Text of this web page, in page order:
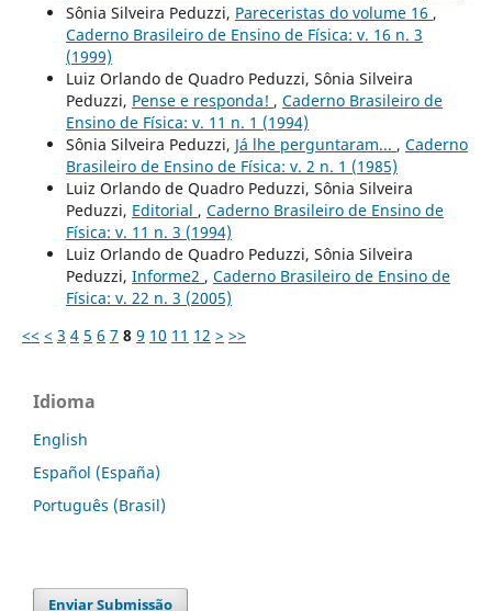
Sônia Silveira Peduzzi, Pareceristas do volume 16 ,
Caderno Brasileiro de Ensino de Física: v. 16 n. 3
(1999)
Luiz Orlando de Quadro Peduzzi, Sônia Silveira
Peduzzi, Pense e responda! , Caderno Brasileiro de
Ensino de Física: v. 11 n. 1 (1994)
Sônia Silveira Peduzzi, Já lhe perguntaram... , Caderno
Brasileiro de Ensino de Física: v. 2 n. 1 (1985)
Luiz Orlando de Quadro Peduzzi, Sônia Silveira
Peduzzi, Editorial , Caderno Brasileiro de Ensino de
Física: v. 11 n. 3 (1994)
Luiz Orlando de Quadro Peduzzi, Sônia Silveira
Peduzzi, Informe2 , Caderno Brasileiro de Ensino de
Física: v. 22 n. 3 (2005)
<< < 3 4 5 6 7 8 9 10 11 12 > >>
Idioma
English
Español (España)
Português (Brasil)
Enviar Submissão